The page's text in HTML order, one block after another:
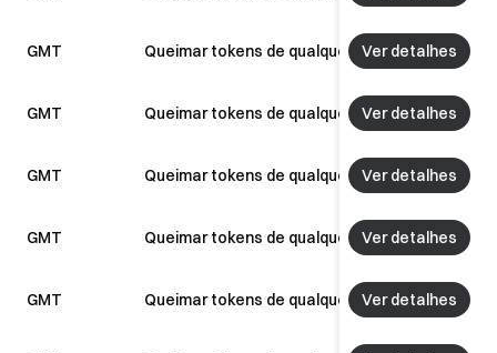
GMT Queimar tokens de qualquer conta Riscos
Ver detalhes
GMT Queimar tokens de qualquer conta Riscos
Ver detalhes
GMT Queimar tokens de qualquer conta Riscos
Ver detalhes
GMT Queimar tokens de qualquer conta Riscos
Ver detalhes
GMT Queimar tokens de qualquer conta Riscos
Ver detalhes